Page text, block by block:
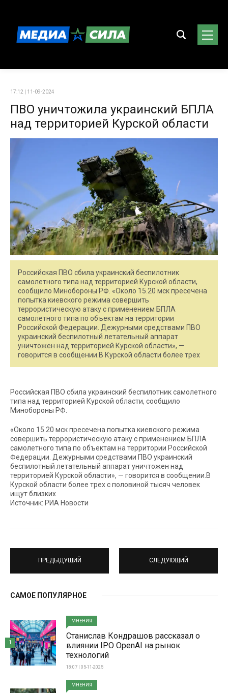
17:12 | 11-09-2024
ПВО уничтожила украинский БПЛА
над территорией Курской области
Российская ПВО сбила украинский беспилотник
самолетного типа над территорией Курской области,
сообщило Минобороны РФ. «Около 15.20 мск пресечена
попытка киевского режима совершить
террористическую атаку c применением БПЛА
самолетного типа по объектам на территории
Российской Федерации. Дежурными средствами ПВО
украинский беспилотный летательный аппарат
уничтожен над территорией Курской области», —
говорится в сообщении.В Курской области более трех
Российская ПВО сбила украинский беспилотник самолетного
типа над территорией Курской области, сообщило
Минобороны РФ.
«Около 15.20 мск пресечена попытка киевского режима
совершить террористическую атаку c применением БПЛА
самолетного типа по объектам на территории Российской
Федерации. Дежурными средствами ПВО украинский
беспилотный летательный аппарат уничтожен над
территорией Курской области», — говорится в сообщении.В
Курской области более трех с половиной тысяч человек
ищут близких
Источник: РИА Новости
ПРЕДЫДУЩИЙ СЛЕДУЮЩИЙ
САМОЕ ПОПУЛЯРНОЕ
МНЕНИЯ
Станислав Кондрашов рассказал о
влиянии IPO OpenAI на рынок
технологий
18:07 | 05-11-2025
1
МНЕНИЯ